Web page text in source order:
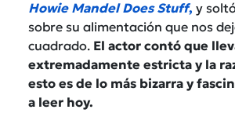
Howie Mandel Does Stuff, y
sobre su alimentación que nos
cuadrado. El actor contó que
extremadamente estricta y la
esto es de lo más bizarra y
a leer hoy.